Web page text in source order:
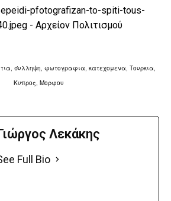
συλληψη, φωτογραφια, κατεχομενα, Τουρκια,
Κυπρος, Μορφου
Λεκάκης
Full Bio